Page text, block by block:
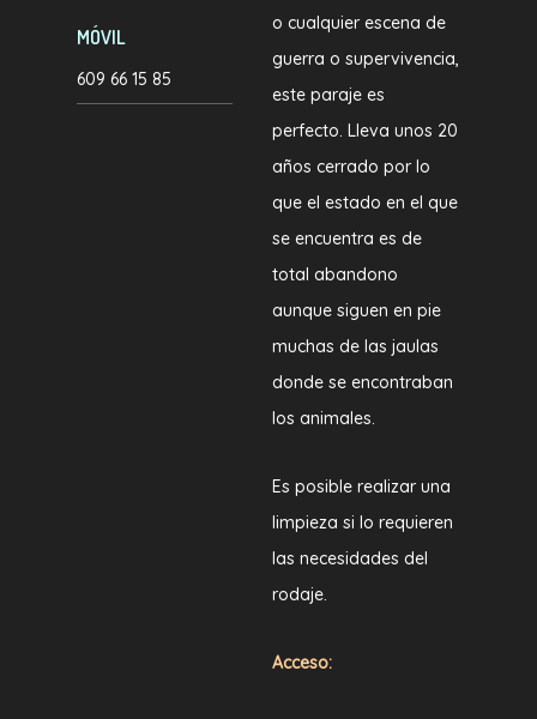
MÓVIL
609 66 15 85
o cualquier escena de
guerra o supervivencia,
este paraje es
perfecto. Lleva unos 20
años cerrado por lo
que el estado en el que
se encuentra es de
total abandono
aunque siguen en pie
muchas de las jaulas
donde se encontraban
los animales.
Es posible realizar una
limpieza si lo requieren
las necesidades del
rodaje.
Acceso: